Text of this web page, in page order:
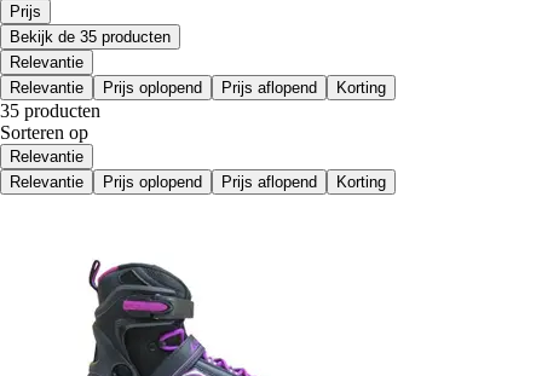
Prijs
Bekijk de 35 producten
Relevantie
Relevantie
Prijs oplopend Prijs aflopend Korting
35 producten
Sorteren op
Relevantie
Relevantie
Prijs oplopend Prijs aflopend Korting